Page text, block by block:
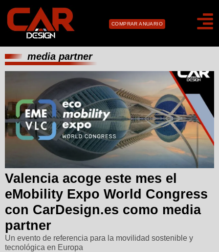
COMPRAR ANUARIO
media partner
Valencia acoge este mes el
eMobility Expo World Congress
con CarDesign.es como media
partner
Un evento de referencia para la movilidad sostenible y
tecnológica en Europa